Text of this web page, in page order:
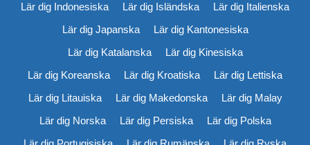
Lär dig Indonesiska
Lär dig Isländska
Lär dig Italienska
Lär dig Japanska
Lär dig Kantonesiska
Lär dig Katalanska
Lär dig Kinesiska
Lär dig Koreanska
Lär dig Kroatiska
Lär dig Lettiska
Lär dig Litauiska
Lär dig Makedonska
Lär dig Malay
Lär dig Norska
Lär dig Persiska
Lär dig Polska